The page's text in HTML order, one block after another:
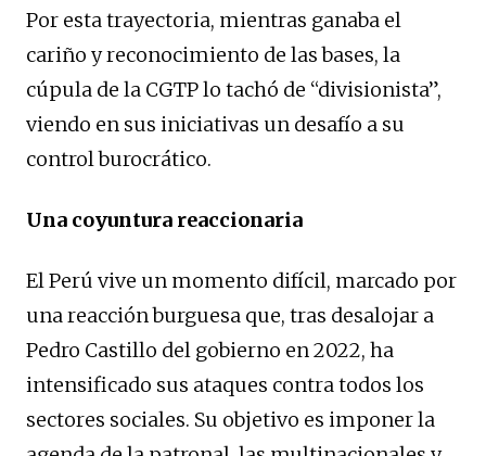
Por esta trayectoria, mientras ganaba el
cariño y reconocimiento de las bases, la
cúpula de la CGTP lo tachó de “divisionista”,
viendo en sus iniciativas un desafío a su
control burocrático.
Una coyuntura reaccionaria
El Perú vive un momento difícil, marcado por
una reacción burguesa que, tras desalojar a
Pedro Castillo del gobierno en 2022, ha
intensificado sus ataques contra todos los
sectores sociales. Su objetivo es imponer la